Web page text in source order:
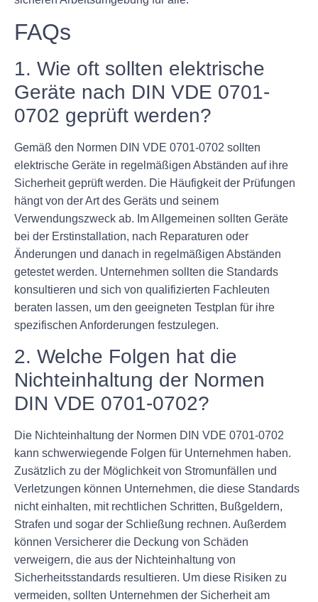
FAQs
1. Wie oft sollten elektrische
Geräte nach DIN VDE 0701-
0702 geprüft werden?
Gemäß den Normen DIN VDE 0701-0702 sollten
elektrische Geräte in regelmäßigen Abständen auf ihre
Sicherheit geprüft werden. Die Häufigkeit der Prüfungen
hängt von der Art des Geräts und seinem
Verwendungszweck ab. Im Allgemeinen sollten Geräte
bei der Erstinstallation, nach Reparaturen oder
Änderungen und danach in regelmäßigen Abständen
getestet werden. Unternehmen sollten die Standards
konsultieren und sich von qualifizierten Fachleuten
beraten lassen, um den geeigneten Testplan für ihre
spezifischen Anforderungen festzulegen.
2. Welche Folgen hat die
Nichteinhaltung der Normen
DIN VDE 0701-0702?
Die Nichteinhaltung der Normen DIN VDE 0701-0702
kann schwerwiegende Folgen für Unternehmen haben.
Zusätzlich zu der Möglichkeit von Stromunfällen und
Verletzungen können Unternehmen, die diese Standards
nicht einhalten, mit rechtlichen Schritten, Bußgeldern,
Strafen und sogar der Schließung rechnen. Außerdem
können Versicherer die Deckung von Schäden
verweigern, die aus der Nichteinhaltung von
Sicherheitsstandards resultieren. Um diese Risiken zu
vermeiden, sollten Unternehmen der Sicherheit am